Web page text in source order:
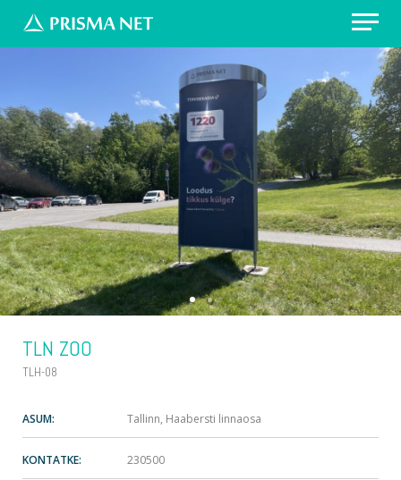
Erilahendus: värvikirevad prügikastid
Välireklaam Valimisteks
Vaata asukohti
Küsi pakkumist
TLN ZOO
TLH-08
ASUM: Tallinn, Haabersti linnaosa
KONTATKE: 230500